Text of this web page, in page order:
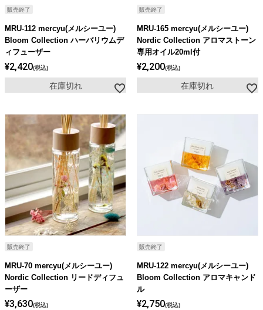
販売終了
MRU-112 mercyu(メルシーユー)
Bloom Collection ハーバリウムデ
ィフューザー
¥2,420 税込
在庫切れ
販売終了
MRU-165 mercyu(メルシーユー)
Nordic Collection アロマストーン
専用オイル20ml付
¥2,200 税込
在庫切れ
販売終了
MRU-70 mercyu(メルシーユー)
Nordic Collection リードディフュ
ーザー
¥3,630 税込
販売終了
MRU-122 mercyu(メルシーユー)
Bloom Collection アロマキャンド
ル
¥2,750 税込